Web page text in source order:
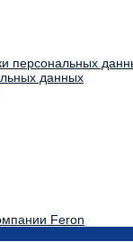
персональных
данных